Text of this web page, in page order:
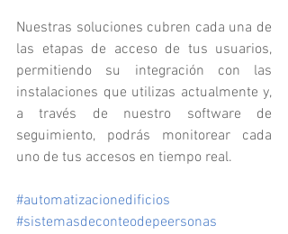
Nuestras soluciones cubren cada una de
las etapas de acceso de tus usuarios,
permitiendo su integración con las
instalaciones que utilizas actualmente y,
a través de nuestro software de
seguimiento, podrás monitorear cada
uno de tus accesos en tiempo real.
#automatizacionedificios
#sistemasdeconteodepeersonas